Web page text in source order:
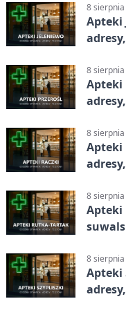
8
Apteki
8
Apteki
8
Apteki
8
Apteki
8
Apteki